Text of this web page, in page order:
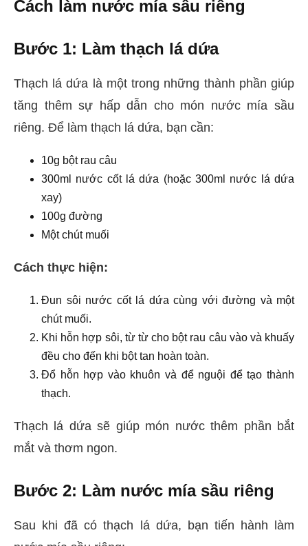
Cách làm nước mía sầu riêng
Bước 1: Làm thạch lá dứa
Thạch lá dứa là một trong những thành phần giúp
tăng thêm sự hấp dẫn cho món nước mía sầu
riêng. Để làm thạch lá dứa, bạn cần:
10g bột rau câu
300ml nước cốt lá dứa (hoặc 300ml nước lá dứa
xay)
100g đường
Một chút muối
Cách thực hiện:
Đun sôi nước cốt lá dứa cùng với đường và một
chút muối.
Khi hỗn hợp sôi, từ từ cho bột rau câu vào và khuấy
đều cho đến khi bột tan hoàn toàn.
Đổ hỗn hợp vào khuôn và để nguội để tạo thành
thạch.
Thạch lá dứa sẽ giúp món nước thêm phần bắt
mắt và thơm ngon.
Bước 2: Làm nước mía sầu riêng
Sau khi đã có thạch lá dứa, bạn tiến hành làm